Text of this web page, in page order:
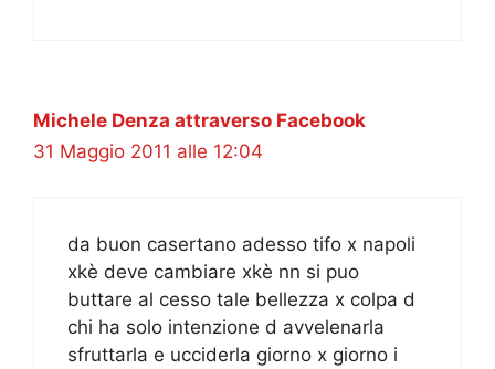
Michele Denza attraverso Facebook
31 Maggio 2011 alle 12:04
da buon casertano adesso tifo x napoli
xkè deve cambiare xkè nn si puo
buttare al cesso tale bellezza x colpa d
chi ha solo intenzione d avvelenarla
sfruttarla e ucciderla giorno x giorno i